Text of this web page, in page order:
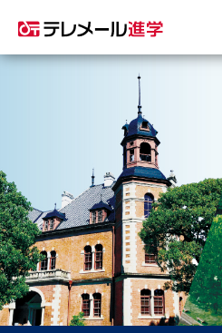
資料請求
大学・短大の資料種類から請求
大学パンフ
総合型選抜・学校推薦型選抜 募
集要項＆願書
過去問題集